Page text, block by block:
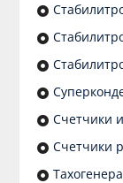
Счетчики
Счетчики